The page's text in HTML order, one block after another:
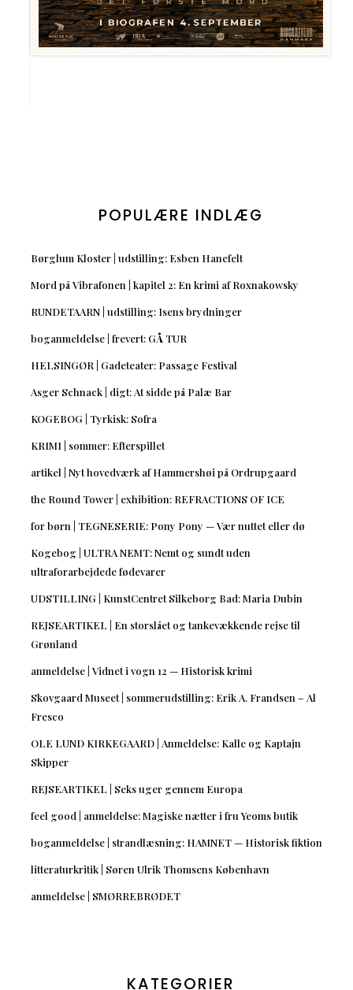
POPULÆRE INDLÆG
Børglum Kloster | udstilling: Esben Hanefelt
Mord på Vibrafonen | kapitel 2: En krimi af Roxnakowsky
RUNDETAARN | udstilling: Isens brydninger
boganmeldelse | frevert: GÅ TUR
HELSINGØR | Gadeteater: Passage Festival
Asger Schnack | digt: At sidde på Palæ Bar
KOGEBOG | Tyrkisk: Sofra
KRIMI | sommer: Efterspillet
artikel | Nyt hovedværk af Hammershøi på Ordrupgaard
the Round Tower | exhibition: REFRACTIONS OF ICE
for børn | TEGNESERIE: Pony Pony — Vær nuttet eller dø
Kogebog | ULTRA NEMT: Nemt og sundt uden
ultraforarbejdede fødevarer
UDSTILLING | KunstCentret Silkeborg Bad: Maria Dubin
REJSEARTIKEL | En storslået og tankevækkende rejse til
Grønland
anmeldelse | Vidnet i vogn 12 — Historisk krimi
Skovgaard Museet | sommerudstilling: Erik A. Frandsen – Al
Fresco
OLE LUND KIRKEGAARD | Anmeldelse: Kalle og Kaptajn
Skipper
REJSEARTIKEL | Seks uger gennem Europa
feel good | anmeldelse: Magiske nætter i fru Yeoms butik
boganmeldelse | strandlæsning: HAMNET — Historisk fiktion
litteraturkritik | Søren Ulrik Thomsens København
anmeldelse | SMØRREBRØDET
KATEGORIER